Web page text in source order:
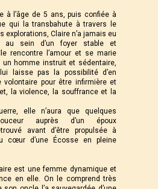
à l’âge de 5 ans, puis confiée à
qui la transbahute à travers le
explorations, Claire n’a jamais eu
au sein d’un foyer stable et
rencontre l’amour et se marie
homme instruit et sédentaire,
laisse pas la possibilité d’en
volontaire pour être infirmière et
la violence, la souffrance et la
elle n’aura que quelques
auprès d’un époux
avant d’être propulsée à
cœur d’une Écosse en pleine
est une femme dynamique et
en elle. On le comprend très